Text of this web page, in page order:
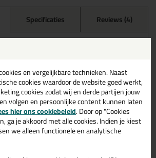
Specificaties Reviews (4)
Diaglass 750ml in
750ml in Satijn vandaag nog!
in huis.
de toepassing en kenmerken van dit
dit product >
en vergelijkbare technieken. Naast
cookies waardoor de website goed werkt,
cookies zodat wij en derde partijen jouw
volgen en persoonlijke content kunnen laten
hier ons cookiebeleid. Door op "Cookies
ga je akkoord met alle cookies. Indien je kiest
we alleen functionele en analytische